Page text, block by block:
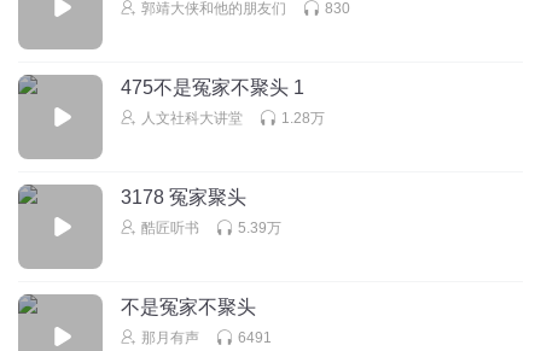
郭靖大侠和他的朋友们 830
475不是冤家不聚头 1
人文社科大讲堂 1.28万
3178 冤家聚头
酷匠听书 5.39万
不是冤家不聚头
那月有声 6491